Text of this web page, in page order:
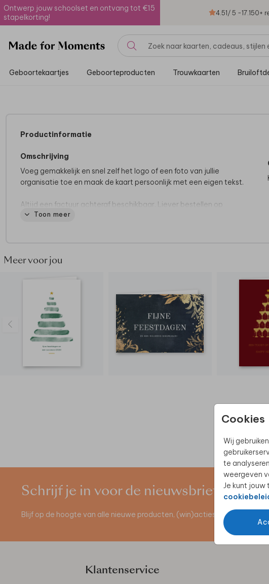
Ontwerp jouw schoolset en ontvang tot €15
stapelkorting!
4.51/ 5 -17.150+
Geboortekaartjes Geboorteproducten Trouwkaarten
Cookies
Wij
te
weergeven
Je kunt jouw
Productinformatie
Omschrijving
Voeg gemakkelijk en snel zelf het logo of een foto van jullie
organisatie toe en maak de kaart persoonlijk met een eigen tekst.
Altijd een factuur achteraf beschikbaar. Liever bestellen op
factuur? Lees dan
Toon meer
Meer voor jou
Schrijf je in voor de nieuwsbrief
Blijf op de hoogte van alle nieuwe producten, (win)acties en unieke
Klantenservice